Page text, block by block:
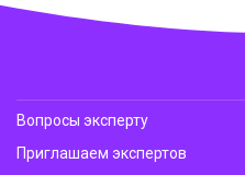
Вопросы эксперту
Приглашаем экспертов